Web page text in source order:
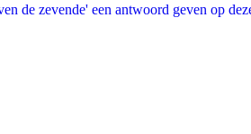
de zevende' een antwoord geven op